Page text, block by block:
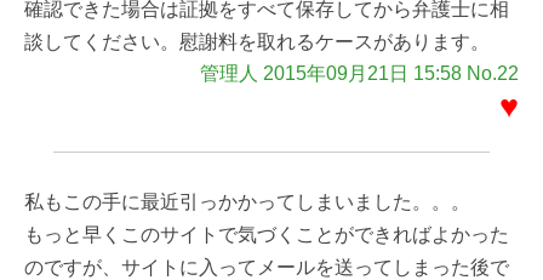
確認できた場合は証拠をすべて保存してから弁護士に相
談してください。慰謝料を取れるケースがあります。
管理人 2015年09月21日 15:58 No.22
♥
私もこの手に最近引っかかってしまいました。。。
もっと早くこのサイトで気づくことができればよかった
のですが、サイトに入ってメールを送ってしまった後で